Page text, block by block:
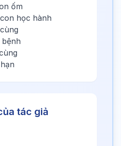
ốm
học hành
tác giả